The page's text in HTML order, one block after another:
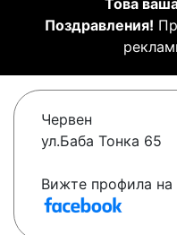
Това
Поздравления!
Червен
ул.Баба Тонка 65
Вижте профила на